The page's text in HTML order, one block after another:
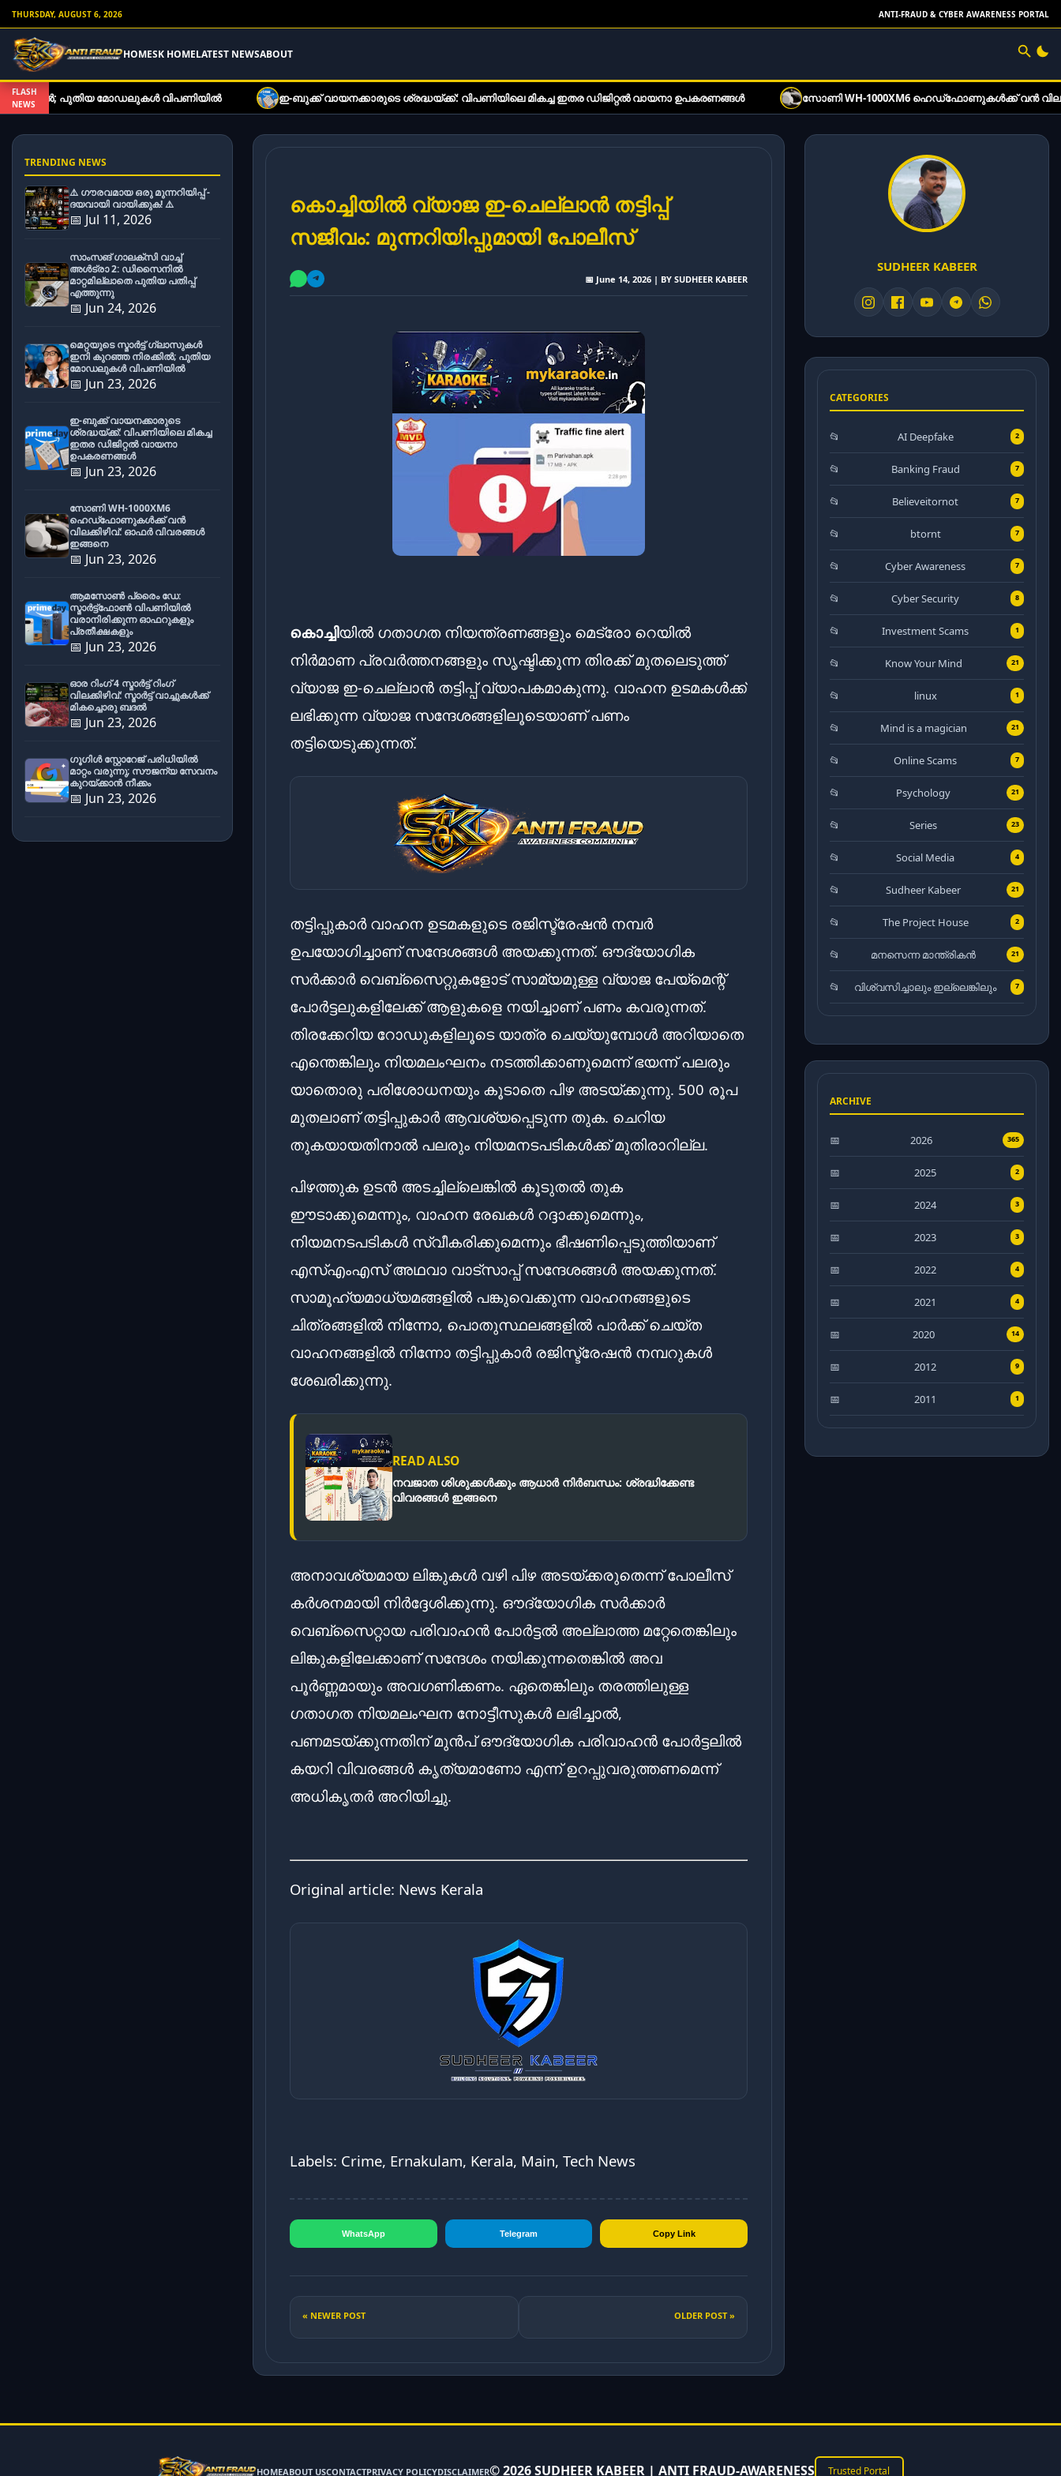
THURSDAY, AUGUST 6, 2026 ANTI-FRAUD & CYBER AWARENESS PORTAL
HOMESK HOMELATEST NEWSABOUT
FLASH
NEWSമോഡലുകൾ വിപണിയിൽ ഇ-ബുക്ക് വായനക്കാരുടെ ശ്രദ്ധയ്ക്ക്: വിപണിയിലെ മികച്ച ഇതര ഡിജിറ്റൽ വായനാ ഉപകരണങ്ങൾ സോണി WH-1000XM6 ഹെഡ്‌ഫോണുകൾക്ക് വൻ വിലക്കിഴിവ്: ഓഫർ
TRENDING NEWS
⚠️ ഗൗരവമായ ഒരു മുന്നറിയിപ്പ് -
ദയവായി വായിക്കുക! ⚠️
📅 Jul 11, 2026
സാംസങ് ഗാലക്സി വാച്ച്
അൾട്രാ 2: ഡിസൈനിൽ
മാറ്റമില്ലാതെ പുതിയ പതിപ്പ്
എത്തുന്നു
📅 Jun 24, 2026
മെറ്റയുടെ സ്മാർട്ട് ഗ്ലാസുകൾ
ഇനി കുറഞ്ഞ നിരക്കിൽ; പുതിയ
മോഡലുകൾ വിപണിയിൽ
📅 Jun 23, 2026
ഇ-ബുക്ക് വായനക്കാരുടെ
ശ്രദ്ധയ്ക്ക്: വിപണിയിലെ മികച്ച
ഇതര ഡിജിറ്റൽ വായനാ
ഉപകരണങ്ങൾ
📅 Jun 23, 2026
സോണി WH-1000XM6
ഹെഡ്‌ഫോണുകൾക്ക് വൻ
വിലക്കിഴിവ്: ഓഫർ വിവരങ്ങൾ
ഇങ്ങനെ
📅 Jun 23, 2026
ആമസോൺ പ്രൈം ഡേ:
സ്മാർട്ട്ഫോൺ വിപണിയിൽ
വരാനിരിക്കുന്ന ഓഫറുകളും
പ്രതീക്ഷകളും
📅 Jun 23, 2026
ഓര റിംഗ് 4 സ്മാർട്ട് റിംഗ്
വിലക്കിഴിവ്: സ്മാർട്ട് വാച്ചുകൾക്ക്
മികച്ചൊരു ബദൽ
📅 Jun 23, 2026
ഗൂഗിൾ സ്റ്റോറേജ് പരിധിയിൽ
മാറ്റം വരുന്നു; സൗജന്യ സേവനം
കുറയ്ക്കാൻ നീക്കം
📅 Jun 23, 2026
കൊച്ചിയിൽ വ്യാജ ഇ-ചെല്ലാൻ തട്ടിപ്പ്
സജീവം: മുന്നറിയിപ്പുമായി പോലീസ്
📅 June 14, 2026 | BY SUDHEER KABEER
കൊച്ചിയിൽ ഗതാഗത നിയന്ത്രണങ്ങളും മെട്രോ റെയിൽ
നിർമാണ പ്രവർത്തനങ്ങളും സൃഷ്ടിക്കുന്ന തിരക്ക് മുതലെടുത്ത്
വ്യാജ ഇ-ചെല്ലാൻ തട്ടിപ്പ് വ്യാപകമാകുന്നു. വാഹന ഉടമകൾക്ക്
ലഭിക്കുന്ന വ്യാജ സന്ദേശങ്ങളിലൂടെയാണ് പണം
തട്ടിയെടുക്കുന്നത്.
തട്ടിപ്പുകാർ വാഹന ഉടമകളുടെ രജിസ്ട്രേഷൻ നമ്പർ
ഉപയോഗിച്ചാണ് സന്ദേശങ്ങൾ അയക്കുന്നത്. ഔദ്യോഗിക
സർക്കാർ വെബ്‌സൈറ്റുകളോട് സാമ്യമുള്ള വ്യാജ പേയ്‌മെന്റ്
പോർട്ടലുകളിലേക്ക് ആളുകളെ നയിച്ചാണ് പണം കവരുന്നത്.
തിരക്കേറിയ റോഡുകളിലൂടെ യാത്ര ചെയ്യുമ്പോൾ അറിയാതെ
എന്തെങ്കിലും നിയമലംഘനം നടത്തിക്കാണുമെന്ന് ഭയന്ന് പലരും
യാതൊരു പരിശോധനയും കൂടാതെ പിഴ അടയ്ക്കുന്നു. 500 രൂപ
മുതലാണ് തട്ടിപ്പുകാർ ആവശ്യപ്പെടുന്ന തുക. ചെറിയ
തുകയായതിനാൽ പലരും നിയമനടപടികൾക്ക് മുതിരാറില്ല.
പിഴത്തുക ഉടൻ അടച്ചില്ലെങ്കിൽ കൂടുതൽ തുക
ഈടാക്കുമെന്നും, വാഹന രേഖകൾ റദ്ദാക്കുമെന്നും,
നിയമനടപടികൾ സ്വീകരിക്കുമെന്നും ഭീഷണിപ്പെടുത്തിയാണ്
എസ്എംഎസ് അഥവാ വാട്‌സാപ്പ് സന്ദേശങ്ങൾ അയക്കുന്നത്.
സാമൂഹ്യമാധ്യമങ്ങളിൽ പങ്കുവെക്കുന്ന വാഹനങ്ങളുടെ
ചിത്രങ്ങളിൽ നിന്നോ, പൊതുസ്ഥലങ്ങളിൽ പാർക്ക് ചെയ്ത
വാഹനങ്ങളിൽ നിന്നോ തട്ടിപ്പുകാർ രജിസ്ട്രേഷൻ നമ്പറുകൾ
ശേഖരിക്കുന്നു.
READ ALSO
നവജാത ശിശുക്കള്‍ക്കും ആധാര്‍ നിര്‍ബന്ധം: ശ്രദ്ധിക്കേണ്ട
വിവരങ്ങള്‍ ഇങ്ങനെ
അനാവശ്യമായ ലിങ്കുകൾ വഴി പിഴ അടയ്ക്കരുതെന്ന് പോലീസ്
കർശനമായി നിർദ്ദേശിക്കുന്നു. ഔദ്യോഗിക സർക്കാർ
വെബ്‌സൈറ്റായ പരിവാഹൻ പോർട്ടൽ അല്ലാത്ത മറ്റേതെങ്കിലും
ലിങ്കുകളിലേക്കാണ് സന്ദേശം നയിക്കുന്നതെങ്കിൽ അവ
പൂർണ്ണമായും അവഗണിക്കണം. ഏതെങ്കിലും തരത്തിലുള്ള
ഗതാഗത നിയമലംഘന നോട്ടീസുകൾ ലഭിച്ചാൽ,
പണമടയ്ക്കുന്നതിന് മുൻപ് ഔദ്യോഗിക പരിവാഹൻ പോർട്ടലിൽ
കയറി വിവരങ്ങൾ കൃത്യമാണോ എന്ന് ഉറപ്പുവരുത്തണമെന്ന്
അധികൃതർ അറിയിച്ചു.
Original article: News Kerala
Labels: Crime, Ernakulam, Kerala, Main, Tech News
WhatsApp Telegram Copy Link
« NEWER POST OLDER POST »
SUDHEER KABEER
CATEGORIES
AI Deepfake 2
Banking Fraud 7
Believeitornot 7
btornt 7
Cyber Awareness 7
Cyber Security 8
Investment Scams 1
Know Your Mind 21
linux 1
Mind is a magician 21
Online Scams 7
Psychology 21
Series 23
Social Media 4
Sudheer Kabeer 21
The Project House 2
മനസെന്ന മാന്ത്രികൻ 21
വിശ്വസിച്ചാലും ഇല്ലെങ്കിലും 7
ARCHIVE
2026 365
2025 2
2024 3
2023 3
2022 4
2021 4
2020 14
2012 9
2011 1
HOMEABOUT USCONTACTPRIVACY POLICYDISCLAIMER©2026SUDHEER KABEER | ANTI FRAUD-AWARENESS Trusted Portal